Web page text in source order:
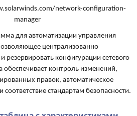
network-configuration-
manager
для автоматизации управления
централизованно
резервировать конфигурации сетевого
контроль изменений,
правок, автоматическое
соответствие стандартам безопасности.